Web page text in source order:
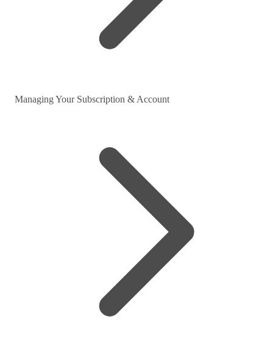
Managing Your Subscription & Account